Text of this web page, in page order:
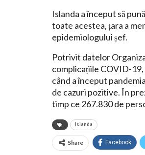
Islanda a început să
toate acestea, țara a
epidemiologului șef.
Potrivit datelor
complicațiile COVID-
când a început
de cazuri pozitive. În
timp ce 267.830 de
Islanda
Share Facebook